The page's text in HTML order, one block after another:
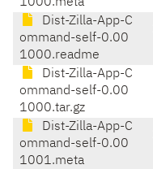
Dist-Zilla-App-C
ommand-self-0.00
1000.readme
Dist-Zilla-App-C
ommand-self-0.00
1000.tar.gz
Dist-Zilla-App-C
ommand-self-0.00
1001.meta